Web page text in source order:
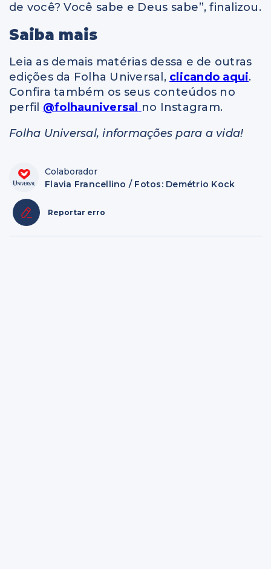
de você? Você sabe e Deus sabe”, finalizou.
Saiba mais
Leia as demais matérias dessa e de outras
edições da Folha Universal, clicando aqui.
Confira também os seus conteúdos no
perfil @folhauniversal
no Instagram.
Folha Universal, informações para a vida!
Colaborador
Flavia Francellino / Fotos: Demétrio Kock
Reportar erro